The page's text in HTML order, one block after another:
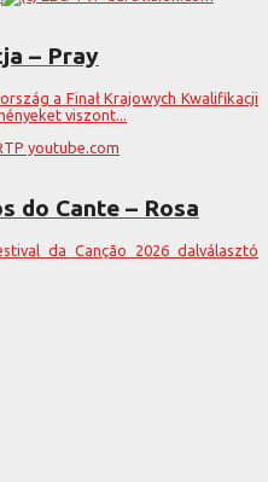
– Pray
a Finał Krajowych Kwalifikacji
viszont...
do Cante – Rosa
da Canção 2026 dalválasztó